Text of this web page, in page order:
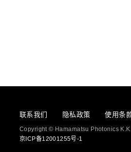
联系我们 隐私政策 使用条
Copyright © Hamamatsu Photonics
京ICP备12001255号-1